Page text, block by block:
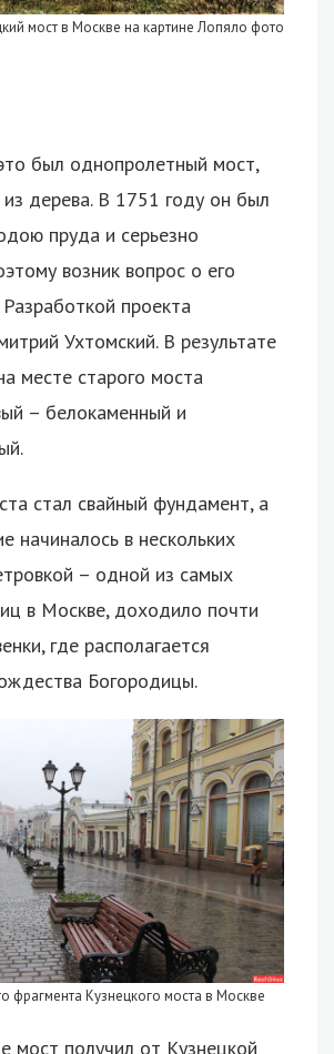
мост в Москве на картине Лопяло фото
был однопролетный мост,
дерева. В 1751 году он был
пруда и серьезно
возник вопрос о его
Разработкой проекта
Ухтомский. В результате
месте старого моста
– белокаменный и
стал свайный фундамент, а
начиналось в нескольких
– одной из самых
в Москве, доходило почти
где располагается
Богородицы.
фрагмента Кузнецкого моста в Москве
мост получил от Кузнецкой